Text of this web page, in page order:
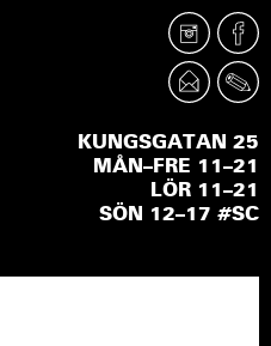
KUNGSGATAN 25
MÅN–FRE 11–21
LÖR 11–21
SÖN 12–17 #SC